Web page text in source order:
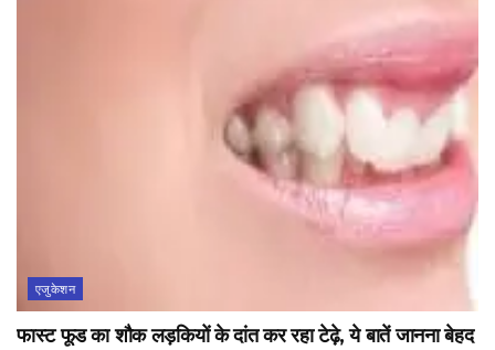
एजुकेशन
फास्ट फूड का शौक लड़कियों के दांत कर रहा टेढ़े, ये बातें जानना बेहद